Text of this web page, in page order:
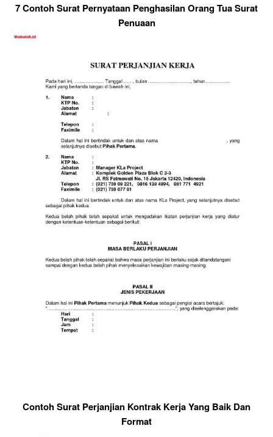
7 Contoh Surat Pernyataan Penghasilan Orang Tua Surat
Penuaan
Contoh Surat Perjanjian Kontrak Kerja Yang Baik Dan
Format